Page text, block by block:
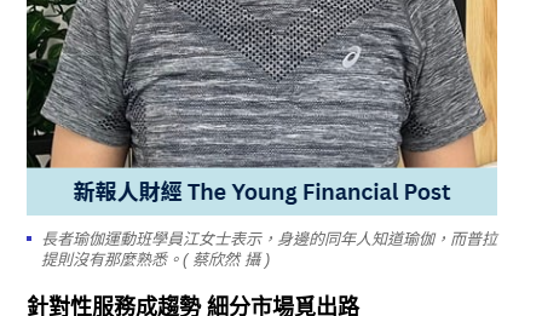
長者瑜伽運動班學員江女士表示，身邊的同年人知道瑜伽，而普拉
提則沒有那麼熟悉。( 蔡欣然 攝 )
針對性服務成趨勢 細分市場覓出路